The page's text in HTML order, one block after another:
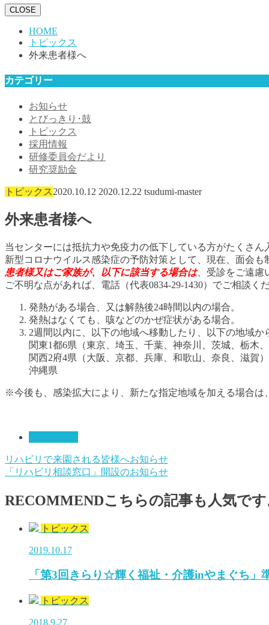
CLOSE
HOME
トピックス
外来患者様へ
カテゴリー
お知らせ
とびっきり･鼓
トピックス
採用情報
研修委員会だより
研究奨励金
トピックス 2020.10.12 2020.12.22 tsudumi-master
外来患者様へ
当センターには抵抗力や免疫力の低下している方がたくさん
新型コロナウイルス感染症の予防対策として、現在、面会も
患者様又はご家族が、以下に該当する場合は、受診をご遠慮
ご不明な点があれば、電話（代表0834-29-1430）でご相談くだ
発熱がある場合、又は解熱後24時間以内の場合。
発熱はなくても、咳などのかぜ症状がある場合。
2週間以内に、以下の地域へ移動したり、以下の地域か
関東1都6県（東京、埼玉、千葉、神奈川、茨城、栃木、
関西2府4県（大阪、京都、兵庫、和歌山、奈良、滋賀）
沖縄県
※今後も、感染拡大により、新たな指定地域を加える場合は
リハビリで来園される皆様へお知らせ
「リハビリ相談窓口」開設のお知らせ
RECOMMENDこちらの記事も人気です
トピックス
2019.10.17
「第3回きらり☆輝く福祉・介護inやまぐち」
トピックス
2018.9.27